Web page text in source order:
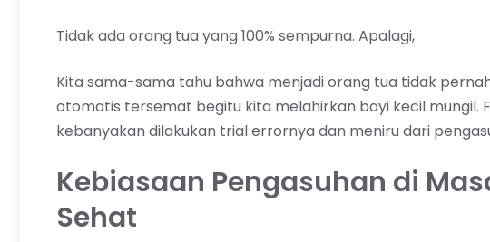
Tidak ada orang tua yang 100% sempurna. Apalagi,
Kita sama-sama tahu bahwa menjadi orang tua tidak
otomatis tersemat begitu kita melahirkan bayi kecil mungil.
kebanyakan dilakukan trial errornya dan meniru dari
Kebiasaan Pengasuhan di
Sehat